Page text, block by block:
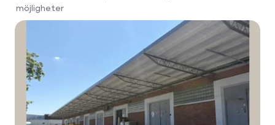
möjligheter